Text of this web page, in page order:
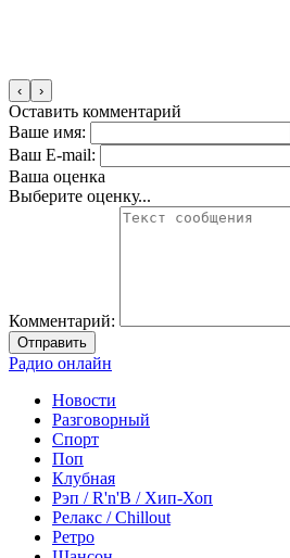
‹ ›
Оставить комментарий
Ваше имя:
Ваш E-mail:
Ваша оценка
Выберите оценку...
Комментарий:
Отправить
Радио онлайн
Новости
Разговорный
Спорт
Поп
Клубная
Рэп / R'n'B / Хип-Хоп
Релакс / Chillout
Ретро